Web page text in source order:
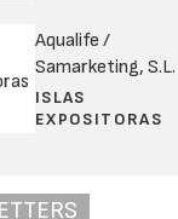
Aqualife /
Samarketing, S.L.
ISLAS
EXPOSITORAS